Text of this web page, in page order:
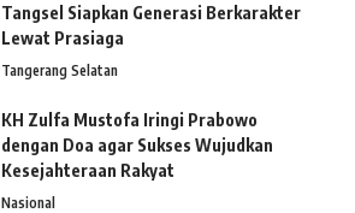
Tangsel Siapkan Generasi Berkarakter
Lewat Prasiaga
Tangerang Selatan
KH Zulfa Mustofa Iringi Prabowo
dengan Doa agar Sukses Wujudkan
Kesejahteraan Rakyat
Nasional